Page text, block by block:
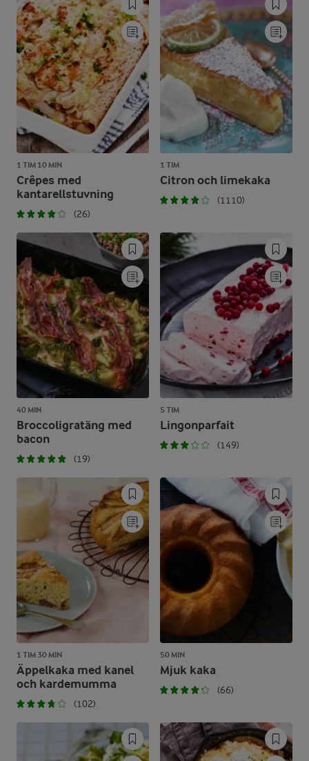
1 TIM 10 MIN
Crêpes med
kantarellstuvning
(26)
1 TIM
Citron och limekaka
(1110)
40 MIN
Broccoligratäng med
bacon
(19)
5 TIM
Lingonparfait
(149)
1 TIM 30 MIN
Äppelkaka med kanel
och kardemumma
(102)
50 MIN
Mjuk kaka
(66)